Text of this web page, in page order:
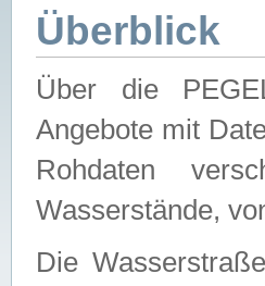
Überblick
Über die
Angebote mit
Rohdaten
Wasserstände,
Die